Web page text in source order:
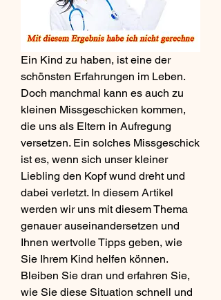
Ein Kind zu haben, ist eine der
schönsten Erfahrungen im Leben.
Doch manchmal kann es auch zu
kleinen Missgeschicken kommen,
die uns als Eltern in Aufregung
versetzen. Ein solches Missgeschick
ist es, wenn sich unser kleiner
Liebling den Kopf wund dreht und
dabei verletzt. In diesem Artikel
werden wir uns mit diesem Thema
genauer auseinandersetzen und
Ihnen wertvolle Tipps geben, wie
Sie Ihrem Kind helfen können.
Bleiben Sie dran und erfahren Sie,
wie Sie diese Situation schnell und